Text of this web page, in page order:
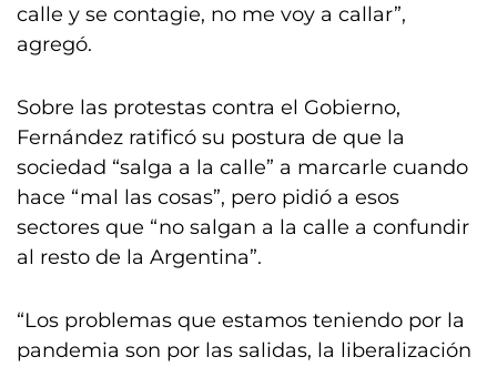
calle y se contagie, no me voy a callar”,
agregó.
Sobre las protestas contra el Gobierno,
Fernández ratificó su postura de que la
sociedad “salga a la calle” a marcarle cuando
hace “mal las cosas”, pero pidió a esos
sectores que “no salgan a la calle a confundir
al resto de la Argentina”.
“Los problemas que estamos teniendo por la
pandemia son por las salidas, la liberalización